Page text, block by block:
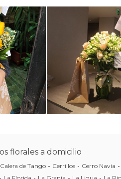
florales a domicilio
Calera de Tango - Cerrillos - Cerro Navia -